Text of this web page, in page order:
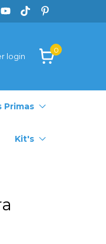
login
0
Primas
Kit's